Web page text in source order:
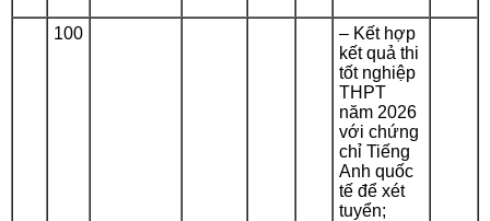
100
– Kết hợp
kết quả thi
tốt nghiệp
THPT
năm 2026
với chứng
chỉ Tiếng
Anh quốc
tế để xét
tuyển;